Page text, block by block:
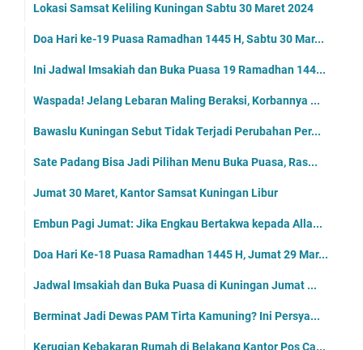
Lokasi Samsat Keliling Kuningan Sabtu 30 Maret 2024
Doa Hari ke-19 Puasa Ramadhan 1445 H, Sabtu 30 Mar...
Ini Jadwal Imsakiah dan Buka Puasa 19 Ramadhan 144...
Waspada! Jelang Lebaran Maling Beraksi, Korbannya ...
Bawaslu Kuningan Sebut Tidak Terjadi Perubahan Per...
Sate Padang Bisa Jadi Pilihan Menu Buka Puasa, Ras...
Jumat 30 Maret, Kantor Samsat Kuningan Libur
Embun Pagi Jumat: Jika Engkau Bertakwa kepada Alla...
Doa Hari Ke-18 Puasa Ramadhan 1445 H, Jumat 29 Mar...
Jadwal Imsakiah dan Buka Puasa di Kuningan Jumat ...
Berminat Jadi Dewas PAM Tirta Kamuning? Ini Persya...
Kerugian Kebakaran Rumah di Belakang Kantor Pos Ca...